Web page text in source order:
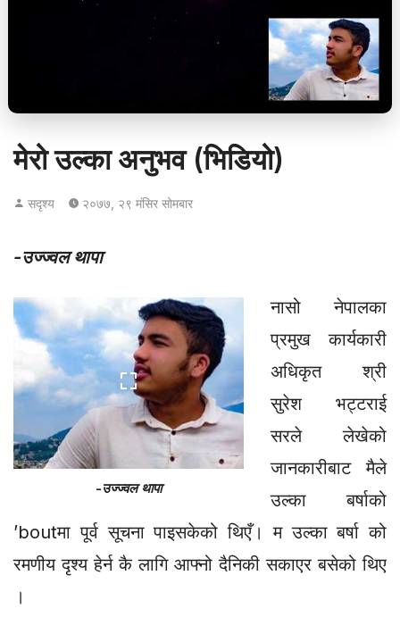
मेरो उल्का अनुभव (भिडियो)
सदृश्य २०७७, २९ मंसिर सोमबार
-उज्ज्वल थापा
-उज्ज्वल थापा
नासो नेपालका
प्रमुख कार्यकारी
अधिकृत श्री
सुरेश भट्टराई
सरले लेखेको
जानकारीबाट मैले
उल्का बर्षाको
’boutमा पूर्व सूचना पाइसकेको थिएँ। म उल्का बर्षा को
रमणीय दृश्य हेर्न कै लागि आफ्नो दैनिकी सकाएर बसेको थिए
।